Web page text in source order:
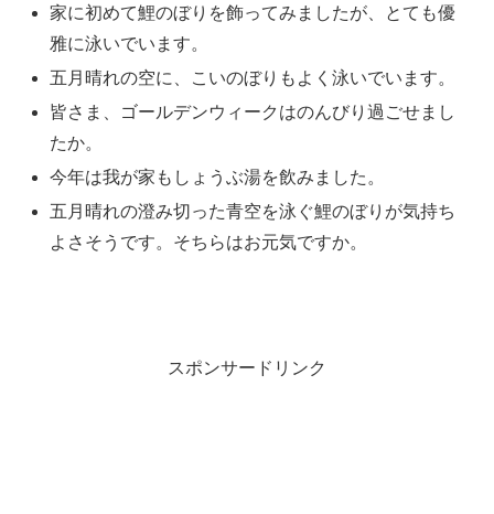
家に初めて鯉のぼりを飾ってみましたが、とても優
雅に泳いでいます。
五月晴れの空に、こいのぼりもよく泳いでいます。
皆さま、ゴールデンウィークはのんびり過ごせまし
たか。
今年は我が家もしょうぶ湯を飲みました。
五月晴れの澄み切った青空を泳ぐ鯉のぼりが気持ち
よさそうです。そちらはお元気ですか。
スポンサードリンク